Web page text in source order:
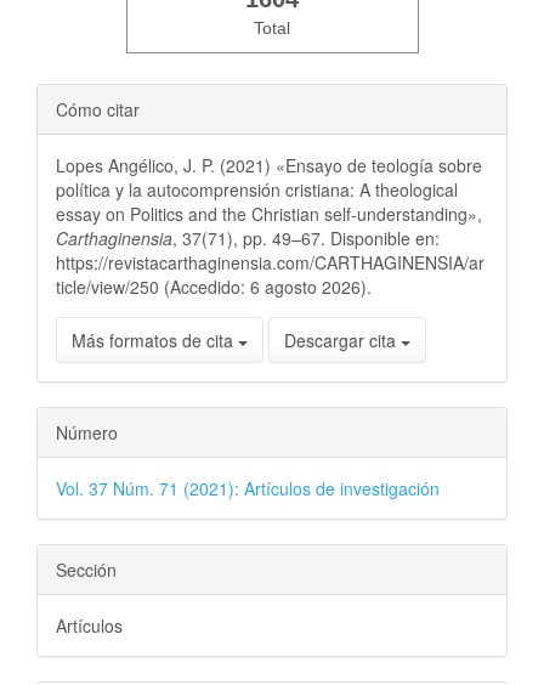
Total
Cómo citar
Lopes Angélico, J. P. (2021) «Ensayo de teología sobre
política y la autocomprensión cristiana: A theological
essay on Politics and the Christian self-understanding»,
Carthaginensia, 37(71), pp. 49–67. Disponible en:
https://revistacarthaginensia.com/CARTHAGINENSIA/ar
ticle/view/250 (Accedido: 6 agosto 2026).
Más formatos de cita Descargar cita
Número
Vol. 37 Núm. 71 (2021): Artículos de investigación
Sección
Artículos